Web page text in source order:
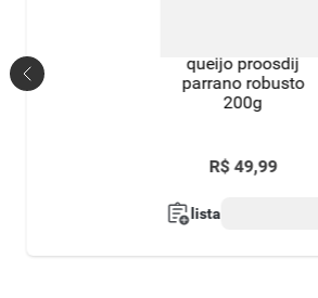
queijo proosdij
parrano robusto
200g
R$ 49,99
lista